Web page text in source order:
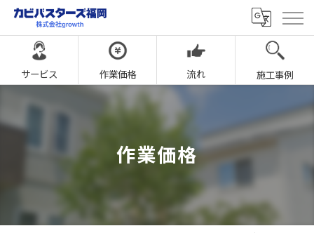
サービス 作業価格 流れ 施工事例
作業価格